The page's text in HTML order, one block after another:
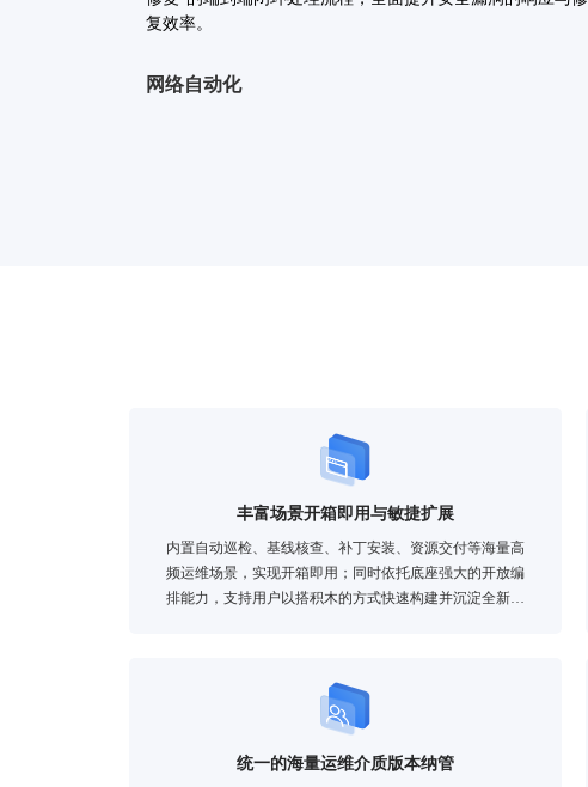
复效率。
网络自动化
审计留痕’的端到端‘对话即运维’闭环。
丰富场景开箱即用与敏捷扩展
内置自动巡检、基线核查、补丁安装、资源交付等海量高
频运维场景，实现开箱即用；同时依托底座强大的开放编
排能力，支持用户以搭积木的方式快速构建并沉淀全新的
统一的海量运维介质版本纳管